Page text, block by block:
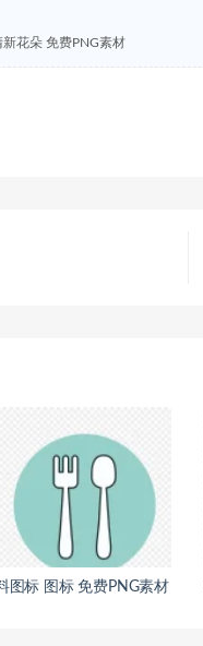
花朵 免费PNG素材
图标 图标 免费PNG素材